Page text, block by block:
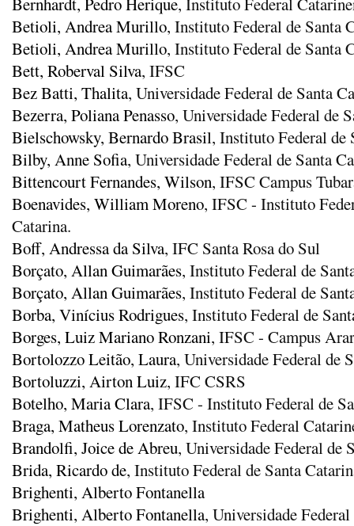
Betioli, Andrea Murillo, Instituto Federal de Santa
Betioli, Andrea Murillo, Instituto Federal de Santa
Bett, Roberval Silva, IFSC
Bez Batti, Thalita, Universidade Federal de Santa
Bezerra, Poliana Penasso, Universidade Federal de
Bielschowsky, Bernardo Brasil, Instituto Federal de
Bilby, Anne Sofia, Universidade Federal de Santa
Bittencourt Fernandes, Wilson, IFSC Campus
Boenavides, William Moreno, IFSC - Instituto
Catarina.
Boff, Andressa da Silva, IFC Santa Rosa do Sul
Borçato, Allan Guimarães, Instituto Federal de
Borçato, Allan Guimarães, Instituto Federal de
Borba, Vinícius Rodrigues, Instituto Federal de
Borges, Luiz Mariano Ronzani, IFSC - Campus
Bortolozzo Leitão, Laura, Universidade Federal de
Bortoluzzi, Airton Luiz, IFC CSRS
Botelho, Maria Clara, IFSC - Instituto Federal de
Braga, Matheus Lorenzato, Instituto Federal
Brandolfi, Joice de Abreu, Universidade Federal de
Brida, Ricardo de, Instituto Federal de Santa
Brighenti, Alberto Fontanella
Brighenti, Alberto Fontanella, Universidade